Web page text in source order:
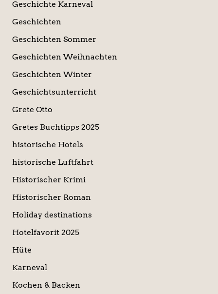
Geschichte Karneval
Geschichten
Geschichten Sommer
Geschichten Weihnachten
Geschichten Winter
Geschichtsunterricht
Grete Otto
Gretes Buchtipps 2025
historische Hotels
historische Luftfahrt
Historischer Krimi
Historischer Roman
Holiday destinations
Hotelfavorit 2025
Hüte
Karneval
Kochen & Backen